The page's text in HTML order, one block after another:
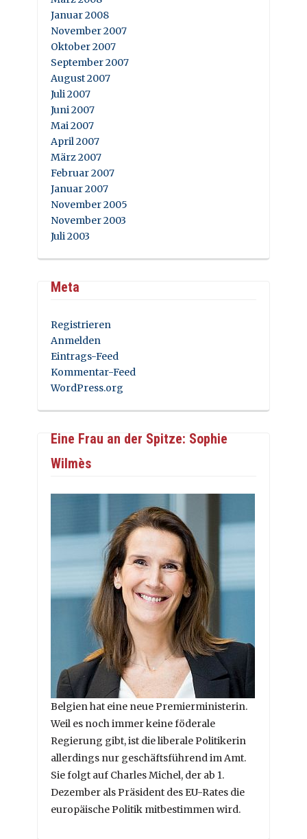
Januar 2008
November 2007
Oktober 2007
September 2007
August 2007
Juli 2007
Juni 2007
Mai 2007
April 2007
März 2007
Februar 2007
Januar 2007
November 2005
November 2003
Juli 2003
Meta
Registrieren
Anmelden
Eintrags-Feed
Kommentar-Feed
WordPress.org
Eine Frau an der Spitze: Sophie
Wilmès
Belgien hat eine neue Premierministerin.
Weil es noch immer keine föderale
Regierung gibt, ist die liberale Politikerin
allerdings nur geschäftsführend im Amt.
Sie folgt auf Charles Michel, der ab 1.
Dezember als Präsident des EU-Rates die
europäische Politik mitbestimmen wird.